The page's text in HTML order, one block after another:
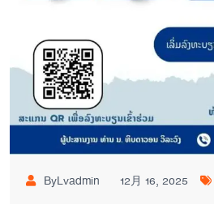
ByLvadmin 12月 16, 2025